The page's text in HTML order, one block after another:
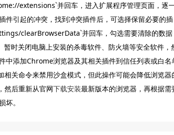
extensions`并回车，进入扩展程序管理页面，逐
件引起的冲突，找到冲突插件后，可选择保留必要的插
clearBrowserData`并回车，勾选需要清除的数据
时关闭电脑上安装的杀毒软件、防火墙等安全软件，
中添加Chrome浏览器及其相关插件到信任列表或白名
关命令来禁用沙盒模式，但此操作可能会降低浏览器
然后重新从官网下载安装最新版本的浏览器，再根据需
坏。